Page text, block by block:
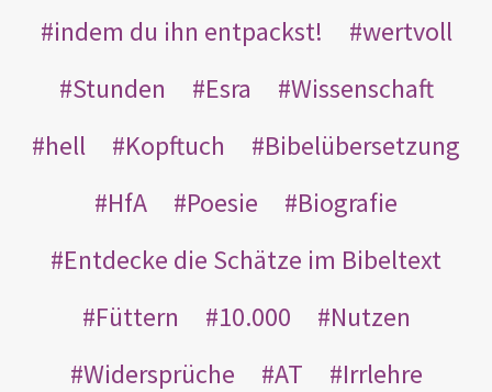
indem du ihn entpackst!
wertvoll
Stunden
Esra
Wissenschaft
hell
Kopftuch
Bibelübersetzung
HfA
Poesie
Biografie
Entdecke die Schätze im Bibeltext
Füttern
10.000
Nutzen
Widersprüche
AT
Irrlehre